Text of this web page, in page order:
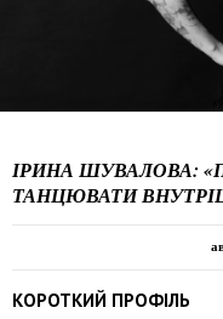
ІРИНА ШУВАЛОВА:
ТАНЦЮВАТИ
КОРОТКИЙ ПРОФІЛЬ